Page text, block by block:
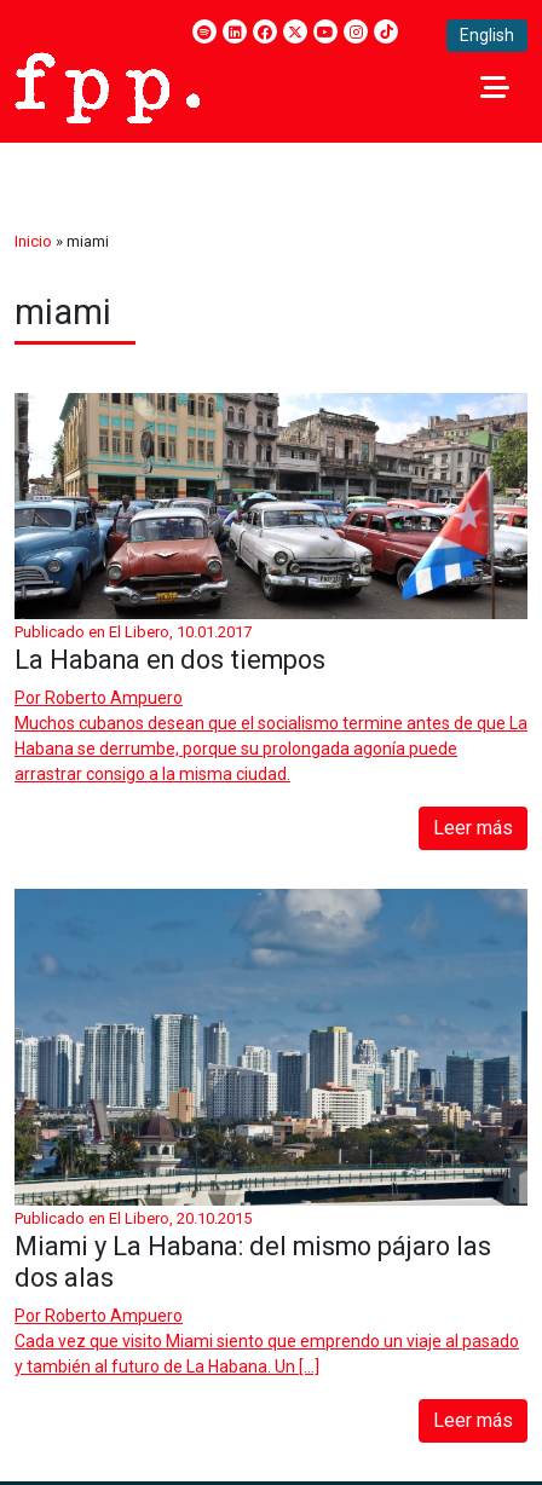
English
Inicio » miami
miami
Publicado en El Libero, 10.01.2017
La Habana en dos tiempos
PorRoberto Ampuero
Muchos cubanos desean que el socialismo termine antes de que La
Habana se derrumbe, porque su prolongada agonía puede
arrastrar consigo a la misma ciudad.
Leer más
Publicado en El Libero, 20.10.2015
Miami y La Habana: del mismo pájaro las
dos alas
Por Roberto Ampuero
Cada vez que visito Miami siento que emprendo un viaje al pasado
y también al futuro de La Habana. Un […]
Leer más